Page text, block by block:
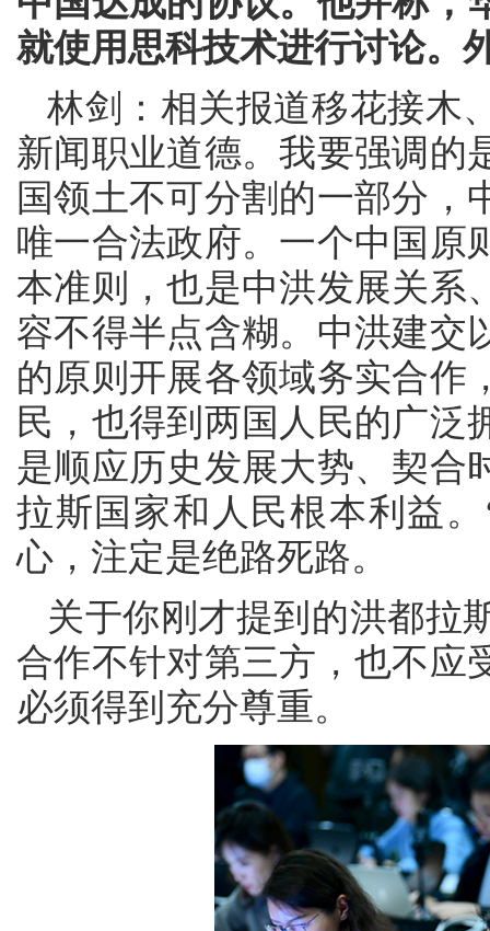
就使用思科技术进行讨论。
林剑：相关报道移花接木
新闻职业道德。我要强调的
国领土不可分割的一部分，
唯一合法政府。一个中国原
本准则，也是中洪发展关系
容不得半点含糊。中洪建交
的原则开展各领域务实合作
民，也得到两国人民的广泛
是顺应历史发展大势、契合
拉斯国家和人民根本利益
心，注定是绝路死路。
关于你刚才提到的洪都拉
合作不针对第三方，也不应
必须得到充分尊重。